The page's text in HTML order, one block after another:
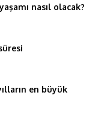
nasıl olacak?
en büyük